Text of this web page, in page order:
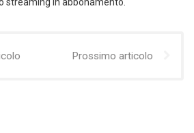
streaming in abbonamento.
Prossimo articolo